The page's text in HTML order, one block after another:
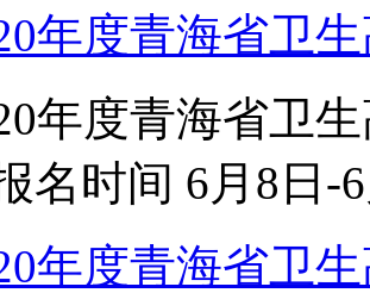
年度青海省卫
年度青海省卫
名时间 6月8日-
年度青海省卫